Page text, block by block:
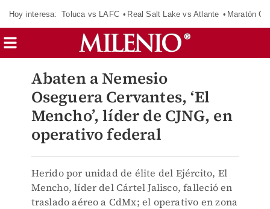
Hoy interesa: Toluca vs LAFC Real Salt Lake vs Atlante Maratón
Abaten a Nemesio
Oseguera Cervantes, ‘El
Mencho’, líder de CJNG, en
operativo federal
Herido por unidad de élite del Ejército, El
Mencho, líder del Cártel Jalisco, falleció en
traslado aéreo a CdMx; el operativo en zona